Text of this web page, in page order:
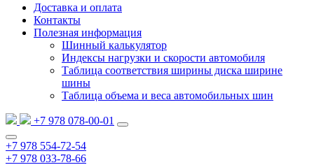
Доставка и оплата
Контакты
Полезная информация
Шинный калькулятор
Индексы нагрузки и скорости автомобиля
Таблица соответствия ширины диска ширине
шины
Таблица объема и веса автомобильных шин
+7 978 078-00-01
+7 978 554-72-54
+7 978 033-78-66